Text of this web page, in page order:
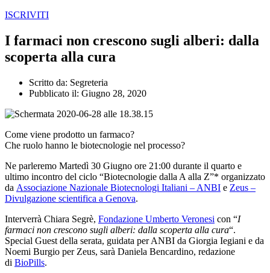
ISCRIVITI
I farmaci non crescono sugli alberi: dalla
scoperta alla cura
Scritto da: Segreteria
Pubblicato il: Giugno 28, 2020
Come viene prodotto un farmaco?
Che ruolo hanno le biotecnologie nel processo?
Ne parleremo Martedì 30 Giugno ore 21:00 durante il quarto e
ultimo incontro del ciclo “Biotecnologie dalla A alla Z”* organizzato
da Associazione Nazionale Biotecnologi Italiani – ANBI e Zeus –
Divulgazione scientifica a Genova.
Interverrà Chiara Segrè, Fondazione Umberto Veronesi con “I
farmaci non crescono sugli alberi: dalla scoperta alla cura“.
Special Guest della serata, guidata per ANBI da Giorgia Iegiani e da
Noemi Burgio per Zeus, sarà Daniela Bencardino, redazione
di BioPills.